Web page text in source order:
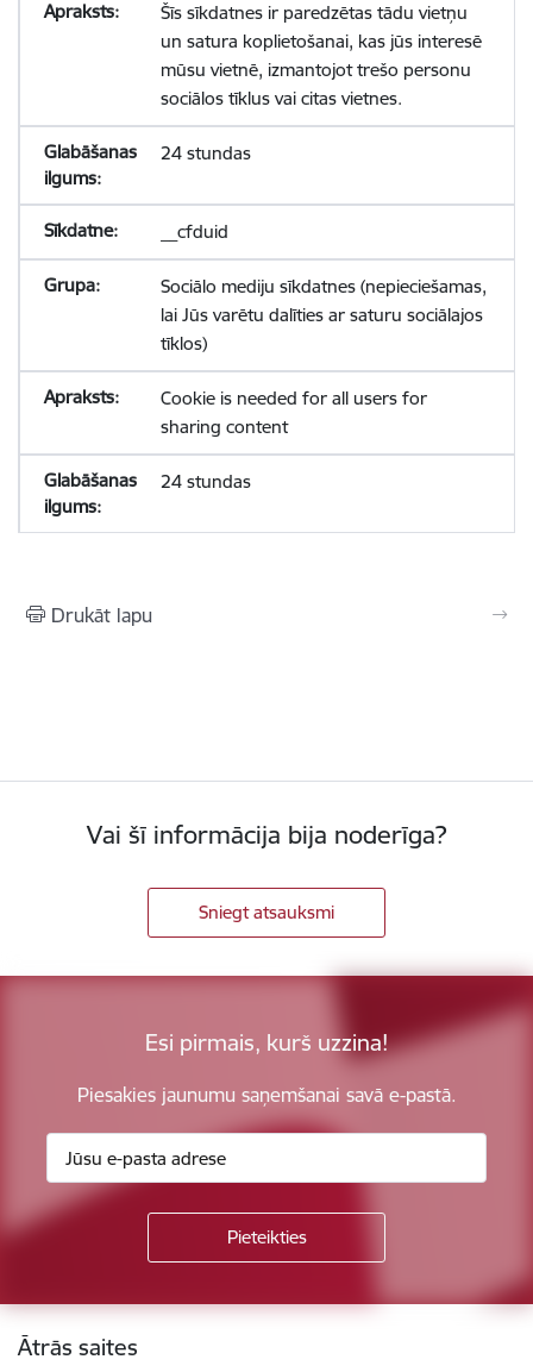
Šīs sīkdatnes ir paredzētas tādu vietņu
un satura koplietošanai, kas jūs interesē
mūsu vietnē, izmantojot trešo personu
sociālos tīklus vai citas vietnes.
24 stundas
__cfduid
Sociālo mediju sīkdatnes (nepieciešamas,
lai Jūs varētu dalīties ar saturu sociālajos
tīklos)
Cookie is needed for all users for
sharing content
24 stundas
Drukāt lapu
Vai šī informācija bija noderīga?
Sniegt atsauksmi
Esi pirmais, kurš uzzina!
Piesakies jaunumu saņemšanai savā e-pastā.
Kājene
Ātrās saites